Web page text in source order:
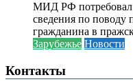
МИД РФ потребовал
сведения по поводу
гражданина в
Зарубежье Новости
Контакты